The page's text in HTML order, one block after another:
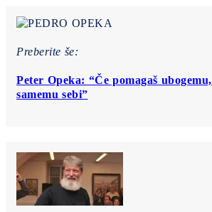
Preberite še:
Peter Opeka: “Če pomagaš
samemu sebi”